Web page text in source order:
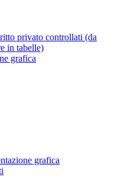
privato controllati (da
in tabelle)
grafica
grafica